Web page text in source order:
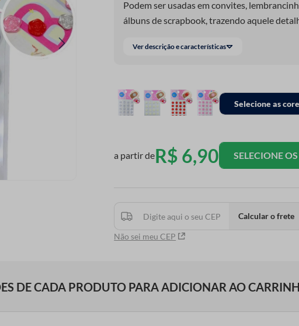
Podem ser usadas em convites,
álbuns de scrapbook, trazendo aquele
projeto ainda mais encantador.
Ver descrição e características
Selecione as
a partir deR$ 6,90 SELECIONE
Não sei meu CEP
Calcular o frete
DE CADA PRODUTO PARA ADICIONAR AO